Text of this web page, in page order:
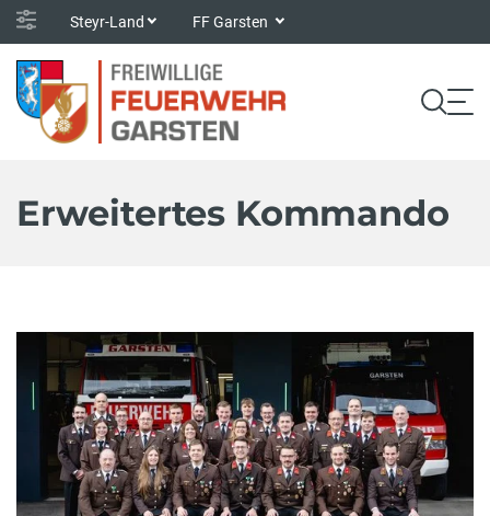
Steyr-Land FF Garsten
Erweitertes Kommando